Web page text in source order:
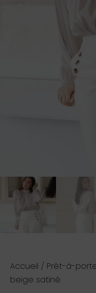
Accueil / Prêt-à-
beige satiné